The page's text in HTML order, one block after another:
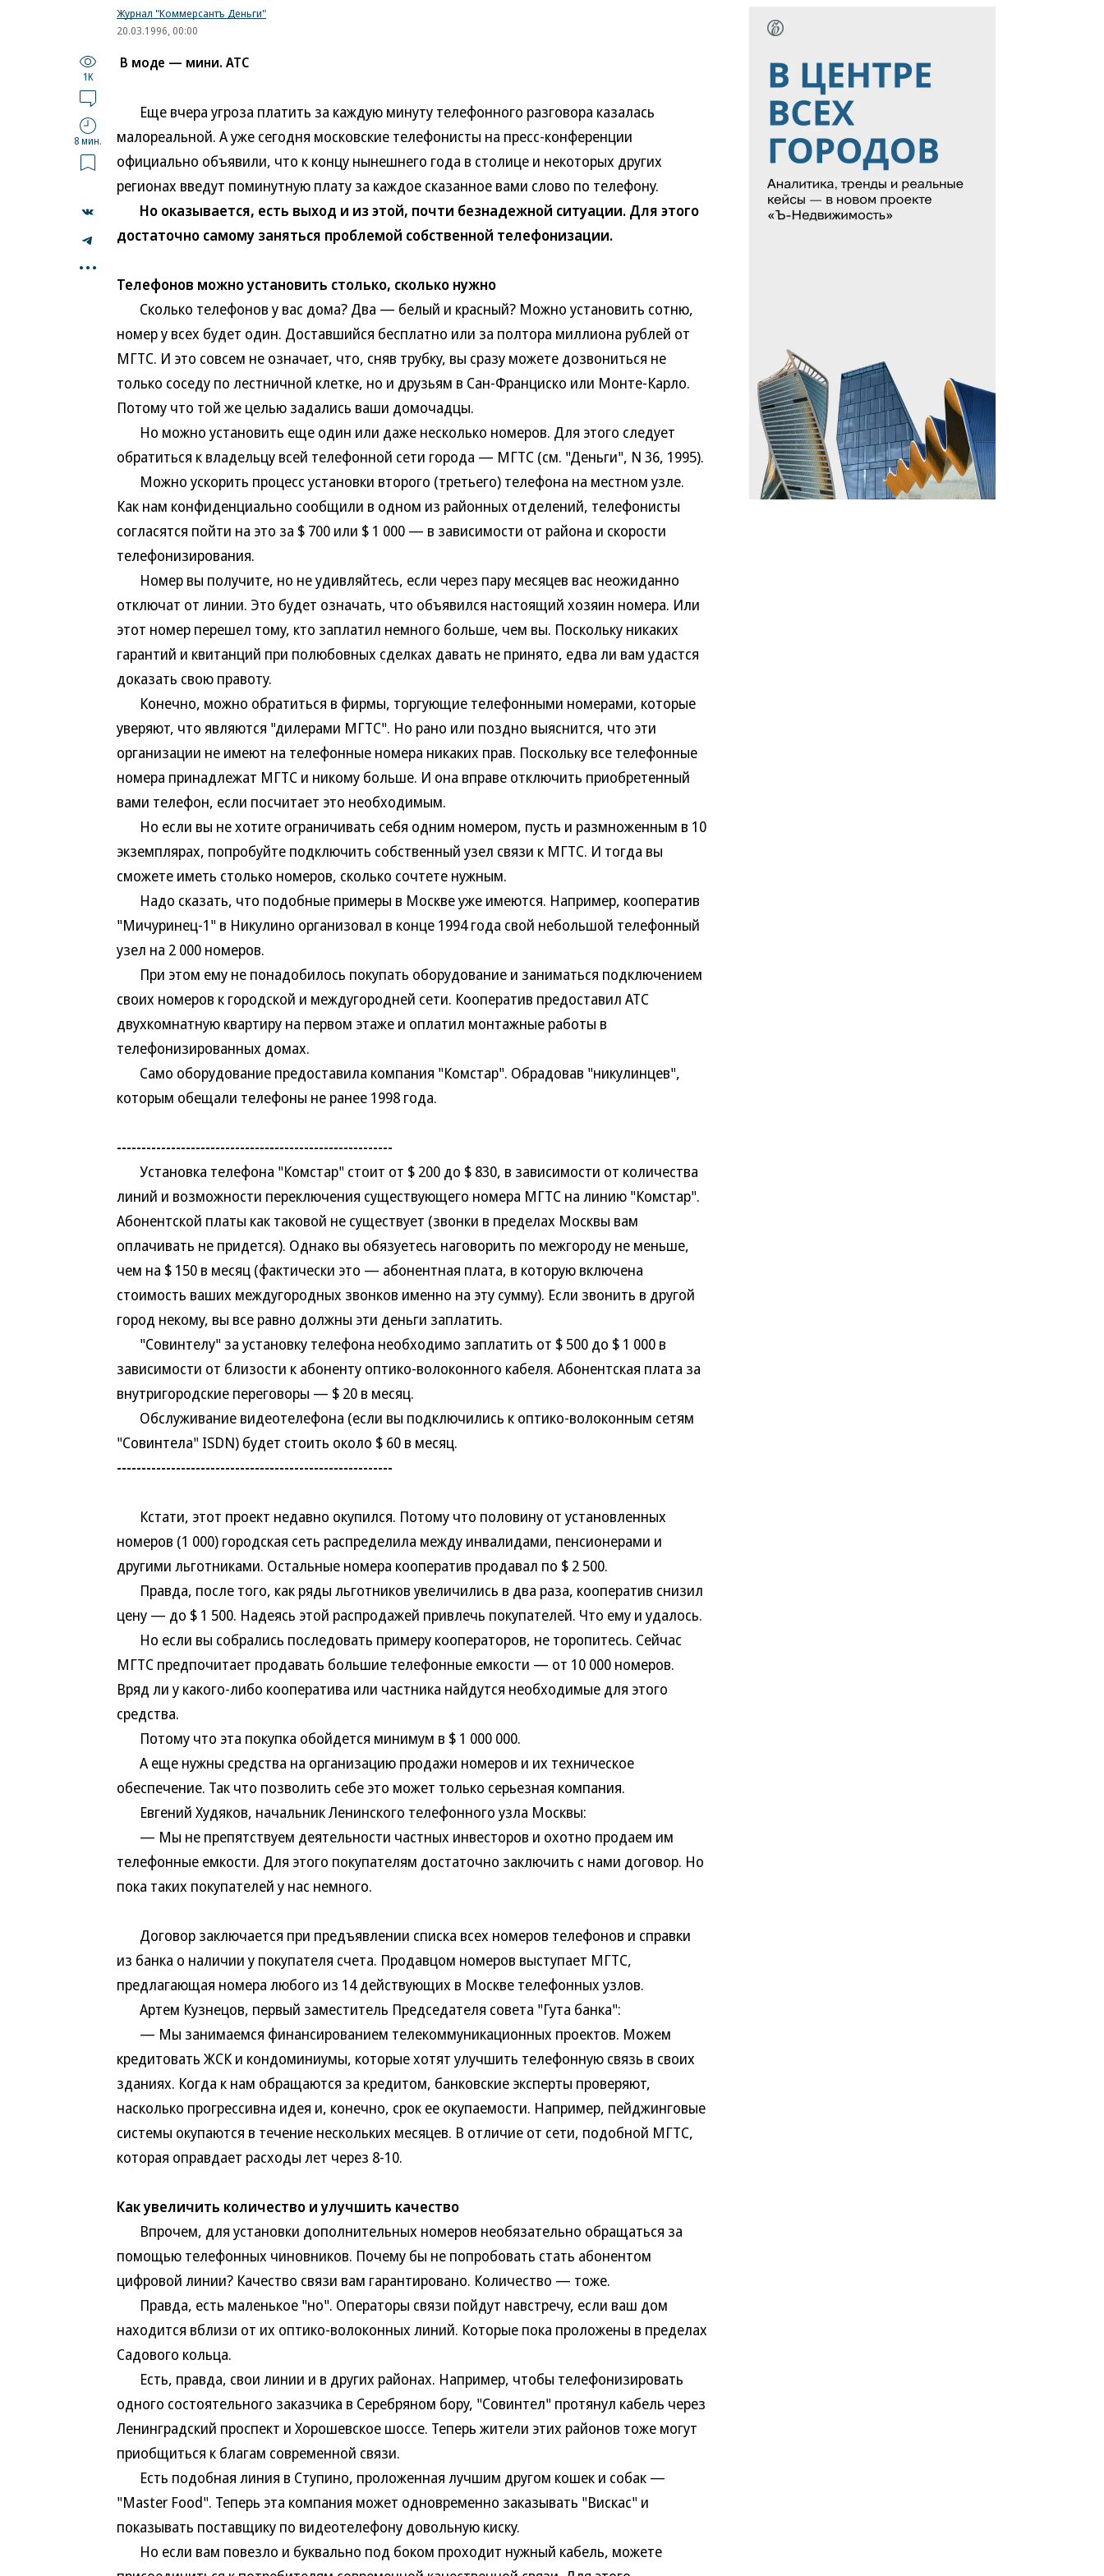
Журнал "Коммерсантъ Деньги"
20.03.1996, 00:00
1K
8 мин.
...
В моде — мини. АТС
Еще вчера угроза платить за каждую минуту телефонного разговора казалась
малореальной. А уже сегодня московские телефонисты на пресс-конференции
официально объявили, что к концу нынешнего года в столице и некоторых других
регионах введут поминутную плату за каждое сказанное вами слово по телефону.
Но оказывается, есть выход и из этой, почти безнадежной ситуации. Для этого
достаточно самому заняться проблемой собственной телефонизации.
Телефонов можно установить столько, сколько нужно
Сколько телефонов у вас дома? Два — белый и красный? Можно установить сотню,
номер у всех будет один. Доставшийся бесплатно или за полтора миллиона рублей от
МГТС. И это совсем не означает, что, сняв трубку, вы сразу можете дозвониться не
только соседу по лестничной клетке, но и друзьям в Сан-Франциско или Монте-Карло.
Потому что той же целью задались ваши домочадцы.
Но можно установить еще один или даже несколько номеров. Для этого следует
обратиться к владельцу всей телефонной сети города — МГТС (см. "Деньги", N 36, 1995).
Можно ускорить процесс установки второго (третьего) телефона на местном узле.
Как нам конфиденциально сообщили в одном из районных отделений, телефонисты
согласятся пойти на это за $ 700 или $ 1 000 — в зависимости от района и скорости
телефонизирования.
Номер вы получите, но не удивляйтесь, если через пару месяцев вас неожиданно
отключат от линии. Это будет означать, что объявился настоящий хозяин номера. Или
этот номер перешел тому, кто заплатил немного больше, чем вы. Поскольку никаких
гарантий и квитанций при полюбовных сделках давать не принято, едва ли вам удастся
доказать свою правоту.
Конечно, можно обратиться в фирмы, торгующие телефонными номерами, которые
уверяют, что являются "дилерами МГТС". Но рано или поздно выяснится, что эти
организации не имеют на телефонные номера никаких прав. Поскольку все телефонные
номера принадлежат МГТС и никому больше. И она вправе отключить приобретенный
вами телефон, если посчитает это необходимым.
Но если вы не хотите ограничивать себя одним номером, пусть и размноженным в 10
экземплярах, попробуйте подключить собственный узел связи к МГТС. И тогда вы
сможете иметь столько номеров, сколько сочтете нужным.
Надо сказать, что подобные примеры в Москве уже имеются. Например, кооператив
"Мичуринец-1" в Никулино организовал в конце 1994 года свой небольшой телефонный
узел на 2 000 номеров.
При этом ему не понадобилось покупать оборудование и заниматься подключением
своих номеров к городской и междугородней сети. Кооператив предоставил АТС
двухкомнатную квартиру на первом этаже и оплатил монтажные работы в
телефонизированных домах.
Само оборудование предоставила компания "Комстар". Обрадовав "никулинцев",
которым обещали телефоны не ранее 1998 года.
--------------------------------------------------------
Установка телефона "Комстар" стоит от $ 200 до $ 830, в зависимости от количества
линий и возможности переключения существующего номера МГТС на линию "Комстар".
Абонентской платы как таковой не существует (звонки в пределах Москвы вам
оплачивать не придется). Однако вы обязуетесь наговорить по межгороду не меньше,
чем на $ 150 в месяц (фактически это — абонентная плата, в которую включена
стоимость ваших междугородных звонков именно на эту сумму). Если звонить в другой
город некому, вы все равно должны эти деньги заплатить.
"Совинтелу" за установку телефона необходимо заплатить от $ 500 до $ 1 000 в
зависимости от близости к абоненту оптико-волоконного кабеля. Абонентская плата за
внутригородские переговоры — $ 20 в месяц.
Обслуживание видеотелефона (если вы подключились к оптико-волоконным сетям
"Совинтела" ISDN) будет стоить около $ 60 в месяц.
--------------------------------------------------------
Кстати, этот проект недавно окупился. Потому что половину от установленных
номеров (1 000) городская сеть распределила между инвалидами, пенсионерами и
другими льготниками. Остальные номера кооператив продавал по $ 2 500.
Правда, после того, как ряды льготников увеличились в два раза, кооператив снизил
цену — до $ 1 500. Надеясь этой распродажей привлечь покупателей. Что ему и удалось.
Но если вы собрались последовать примеру кооператоров, не торопитесь. Сейчас
МГТС предпочитает продавать большие телефонные емкости — от 10 000 номеров.
Вряд ли у какого-либо кооператива или частника найдутся необходимые для этого
средства.
Потому что эта покупка обойдется минимум в $ 1 000 000.
А еще нужны средства на организацию продажи номеров и их техническое
обеспечение. Так что позволить себе это может только серьезная компания.
Евгений Худяков, начальник Ленинского телефонного узла Москвы:
— Мы не препятствуем деятельности частных инвесторов и охотно продаем им
телефонные емкости. Для этого покупателям достаточно заключить с нами договор. Но
пока таких покупателей у нас немного.
Договор заключается при предъявлении списка всех номеров телефонов и справки
из банка о наличии у покупателя счета. Продавцом номеров выступает МГТС,
предлагающая номера любого из 14 действующих в Москве телефонных узлов.
Артем Кузнецов, первый заместитель Председателя совета "Гута банка":
— Мы занимаемся финансированием телекоммуникационных проектов. Можем
кредитовать ЖСК и кондоминиумы, которые хотят улучшить телефонную связь в своих
зданиях. Когда к нам обращаются за кредитом, банковские эксперты проверяют,
насколько прогрессивна идея и, конечно, срок ее окупаемости. Например, пейджинговые
системы окупаются в течение нескольких месяцев. В отличие от сети, подобной МГТС,
которая оправдает расходы лет через 8-10.
Как увеличить количество и улучшить качество
Впрочем, для установки дополнительных номеров необязательно обращаться за
помощью телефонных чиновников. Почему бы не попробовать стать абонентом
цифровой линии? Качество связи вам гарантировано. Количество — тоже.
Правда, есть маленькое "но". Операторы связи пойдут навстречу, если ваш дом
находится вблизи от их оптико-волоконных линий. Которые пока проложены в пределах
Садового кольца.
Есть, правда, свои линии и в других районах. Например, чтобы телефонизировать
одного состоятельного заказчика в Серебряном бору, "Совинтел" протянул кабель через
Ленинградский проспект и Хорошевское шоссе. Теперь жители этих районов тоже могут
приобщиться к благам современной связи.
Есть подобная линия в Ступино, проложенная лучшим другом кошек и собак —
"Master Food". Теперь эта компания может одновременно заказывать "Вискас" и
показывать поставщику по видеотелефону довольную киску.
Но если вам повезло и буквально под боком проходит нужный кабель, можете